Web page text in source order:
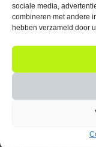
sociale media,
combineren met andere
hebben verzameld door
CE-markering